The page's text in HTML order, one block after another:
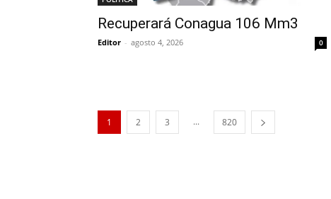
Recuperará Conagua 106 Mm3
Editor - agosto 4, 2026 0
1 2 3 ... 820